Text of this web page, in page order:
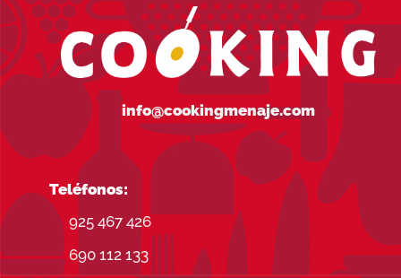
info@cookingmenaje.com
Teléfonos:
925 467 426
690 112 133